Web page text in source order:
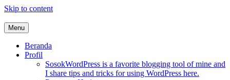
Skip to content
MUI Sulawesi Selatan
Khadimul Ummah wa Shadiqul Hukuuma
Menu
Beranda
Profil
SosokWordPress is a favorite blogging tool of mine and
I share tips and tricks for using WordPress here.